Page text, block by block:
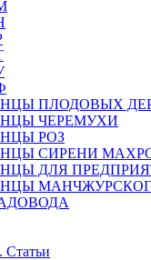
ПЛОДОВЫХ
ЧЕРЕМУХИ
РОЗ
СИРЕНИ
ДЛЯ